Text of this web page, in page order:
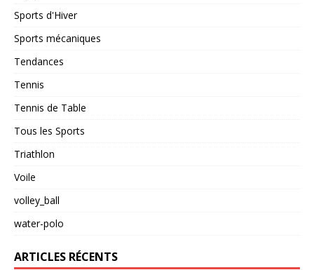
Sports d'Hiver
Sports mécaniques
Tendances
Tennis
Tennis de Table
Tous les Sports
Triathlon
Voile
volley_ball
water-polo
ARTICLES RÉCENTS